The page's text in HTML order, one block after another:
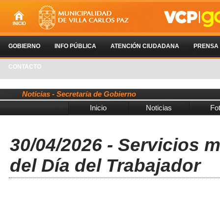
GOBIERNO INFO PÚBLICA ATENCIÓN CIUDADANA PRENSA
CONTACTO
Noticias - Secretaría de Gobierno
Inicio
Noticias
30/04/2026 - Servicios
del Día del Trabajador